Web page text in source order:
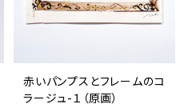
赤いパンプスとフレームのコ
ラージュ-１（原画）